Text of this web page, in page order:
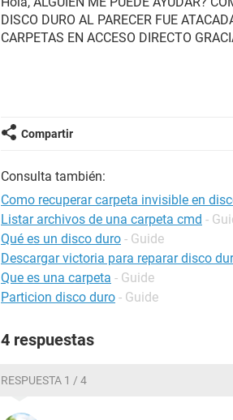
DISCO DURO AL PARECER FUE
CARPETAS EN ACCESO DIRECTO
Compartir
Consulta también:
Como recuperar carpeta invisible en
Listar archivos de una carpeta cmd -
Qué es un disco duro - Guide
Descargar victoria para reparar disco
Que es una carpeta - Guide
Particion disco duro - Guide
4 respuestas
RESPUESTA 1 / 4